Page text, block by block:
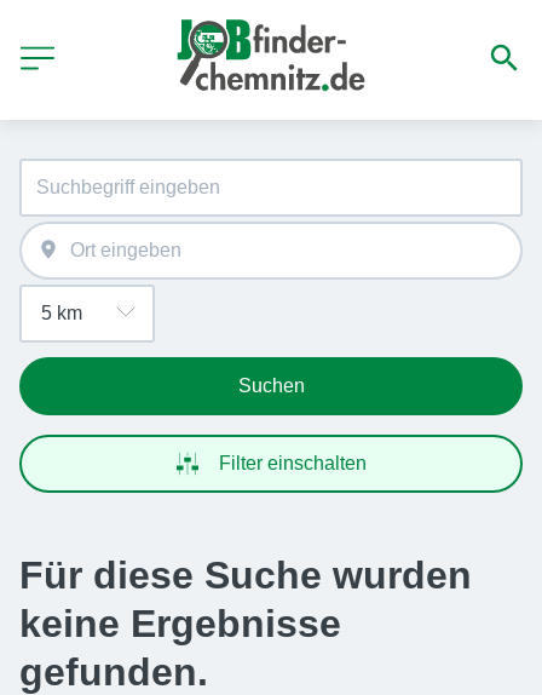
Suchen
Filter einschalten
Für diese Suche wurden
keine Ergebnisse
gefunden.